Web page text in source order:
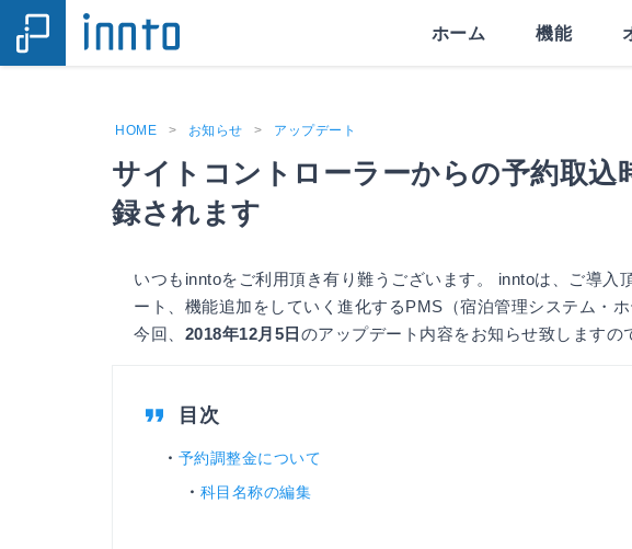
ホーム 機能
HOME > お知らせ > アップデート
サイトコントローラーからの予約取込
録されます
いつもinntoをご利用頂き有り難うございます。 inntoは、ご導入
ート、機能追加をしていく進化するPMS（宿泊管理システム・ホ
今回、 2018年12月5日 のアップデート内容をお知らせ致しますの
予約調整金について
科目名称の編集